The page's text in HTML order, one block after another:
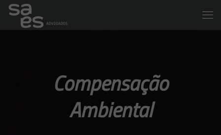
Compensação
Ambiental